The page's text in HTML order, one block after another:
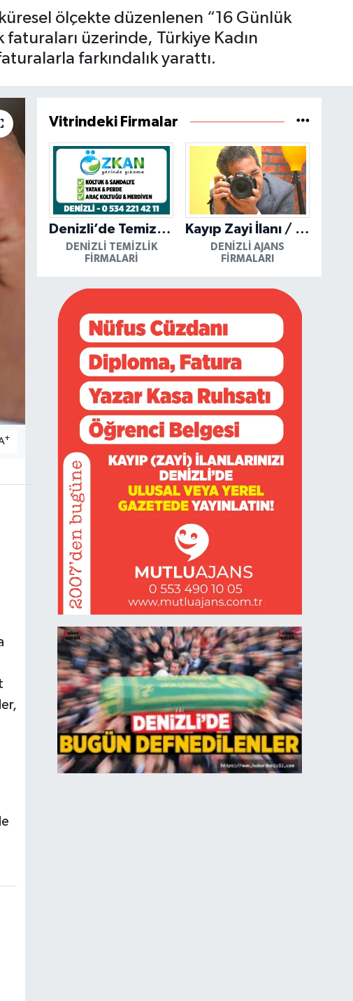
ölçekte düzenlenen “16 Günlük
üzerinde, Türkiye Kadın
farkındalık yarattı.
+
Vitrindeki Firmalar
Denizli’de Temizliğin Güvenilir Adresi: Özkan Yerinde Yıkama
DENIZLI TEMIZLIK
FIRMALARI
Kayıp Zayi İlanı / Mutlu Ajans / Denizli
DENIZLI AJANS
FIRMALARI